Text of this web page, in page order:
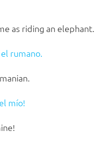
as riding an elephant.
rumano.
mío!